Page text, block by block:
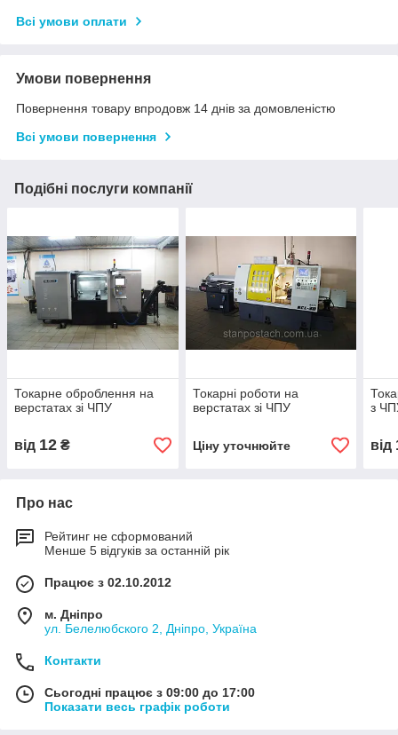
Всі умови оплати
Умови повернення
Повернення товару впродовж 14 днів за домовленістю
Всі умови повернення
Подібні послуги компанії
Токарне оброблення на
верстатах зі ЧПУ
від 12 ₴
Токарні роботи на
верстатах зі ЧПУ
Ціну уточнюйте
з
від
Про нас
Рейтинг не сформований
Менше 5 відгуків за останній рік
Працює з 02.10.2012
м. Дніпро
ул. Белелюбского 2, Дніпро, Україна
Контакти
Сьогодні працює з 09:00 до 17:00
Показати весь графік роботи